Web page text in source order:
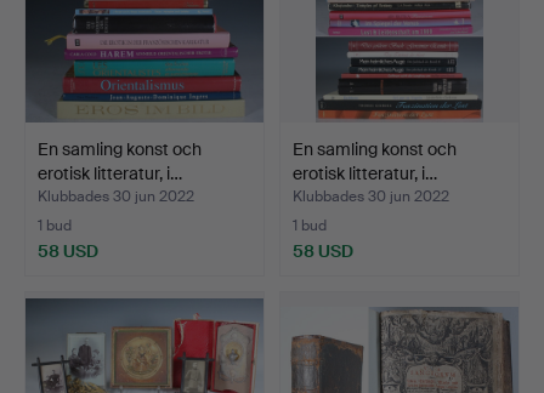
En samling konst och
erotisk litteratur, i…
Klubbades 30 jun 2022
1 bud
58 USD
En samling konst och
erotisk litteratur, i…
Klubbades 30 jun 2022
1 bud
58 USD